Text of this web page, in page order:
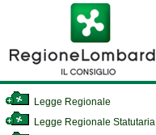
Legge Regionale
Legge Regionale Statutaria